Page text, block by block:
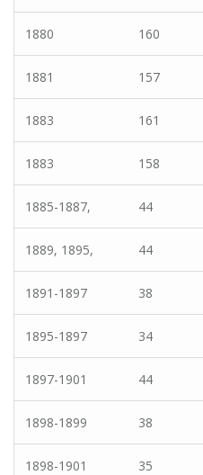
1880 160
1881 157
1883 161
1883 158
1885-1887, 44
1889, 1895, 44
1891-1897 38
1895-1897 34
1897-1901 44
1898-1899 38
1898-1901 35